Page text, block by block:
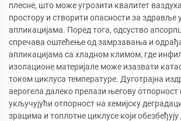
плесне, што може угрозити квалитет
простору и створити опасности за здравље
апликацијама. Поред тога, одсуство
спречава оштећење од замрзавања и
апликацијама са хладном климом, где
изолационе материјале може изазвати
током циклуса температуре. Дуготрајна
аерогела далеко прелази његову отпорност
укључујући отпорност на хемијску
зрацима и топлотне циклусе који обезбеђују